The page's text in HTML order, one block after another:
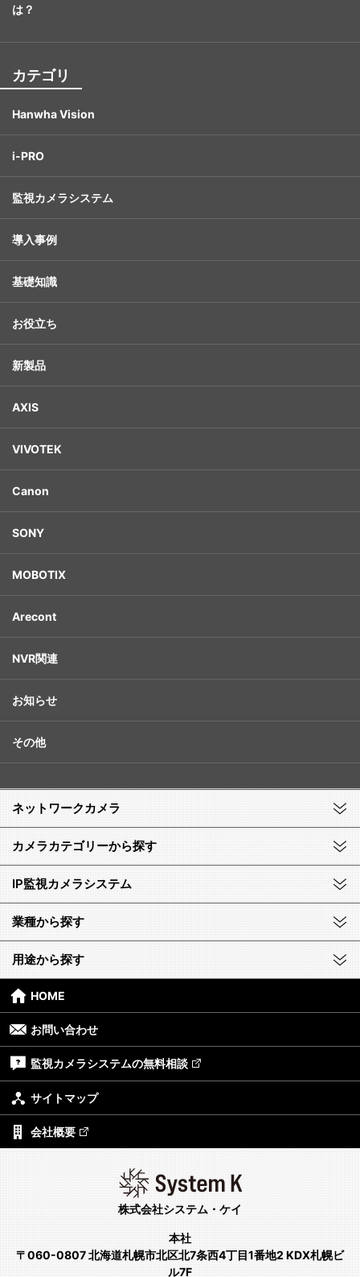
は？
カテゴリ
Hanwha Vision
i-PRO
監視カメラシステム
導入事例
基礎知識
お役立ち
新製品
AXIS
VIVOTEK
Canon
SONY
MOBOTIX
Arecont
NVR関連
お知らせ
その他
ネットワークカメラ
カメラカテゴリーから探す
IP監視カメラシステム
業種から探す
用途から探す
HOME
お問い合わせ
監視カメラシステムの無料相談
サイトマップ
会社概要
株式会社システム・ケイ
本社
〒060-0807 北海道札幌市北区北7条西4丁目1番地2 KDX札幌ビ
ル7F